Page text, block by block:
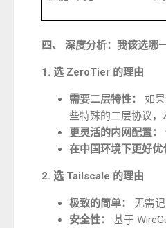
四、 深度分析：我该选哪
1. 选 ZeroTier 的理由
需要二层特性：
如
些特殊的二层协议，
更灵活的内网配置：
在中国环境下更好优
2. 选 Tailscale 的理由
极致的简单： 无需记
安全性：
基于